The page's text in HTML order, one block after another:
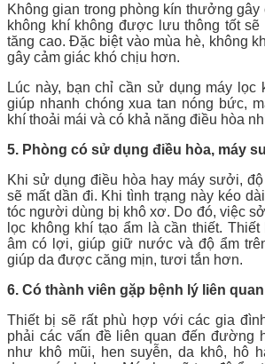
Không gian trong phòng kín thưởng gây
không khí không được lưu thông tốt sẽ
tăng cao. Đặc biệt vào mùa hè, không
gây cảm giác khó chịu hơn.
Lúc này, bạn chỉ cần sử dụng máy lọc
giúp nhanh chóng xua tan nóng bức,
khí thoải mái và có khả năng điều hòa
5. Phòng có sử dụng điều hòa, máy
Khi sử dụng điều hòa hay máy sưởi,
sẽ mất dần đi. Khi tình trạng này kéo
tóc người dùng bị khô xơ. Do đó, việc
lọc không khí tạo ẩm là cần thiết.
âm có lợi, giúp giữ nước và độ ẩm
giúp da được căng mịn, tươi tắn hơn.
6. Có thành viên gặp bệnh lý liên
Thiết bị sẽ rất phù hợp với các gia
phải các vấn đề liên quan đến đường
như khô mũi, hen suyễn, da khô, hô